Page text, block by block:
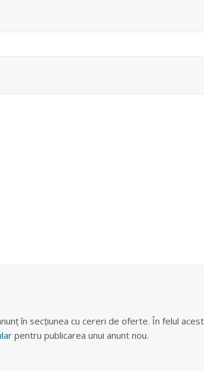
în secțiunea cu cereri de oferte. În felul
pentru publicarea unui anunt nou.